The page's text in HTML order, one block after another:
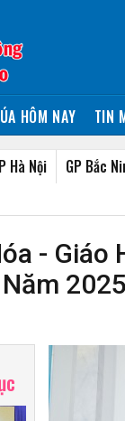
HÔM NAY TIN
Hà Nội GP Bắc
- Giáo
2025